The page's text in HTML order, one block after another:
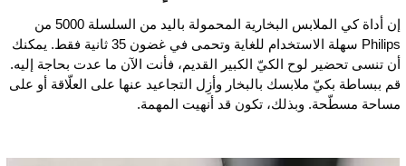
إن أداة كي الملابس البخارية المحمولة باليد من السلسلة 5000 من
Philips سهلة الاستخدام للغاية وتحمى في غضون 35 ثانية فقط. يمكنك
أن تنسى تحضير لوح الكيّ الكبير القديم، فأنت الآن ما عدت بحاجة إليه.
قم ببساطة بكيّ ملابسك بالبخار وأزِل التجاعيد عنها على العلّاقة أو على
مساحة مسطّحة. وبذلك، تكون قد أنهيت المهمة.